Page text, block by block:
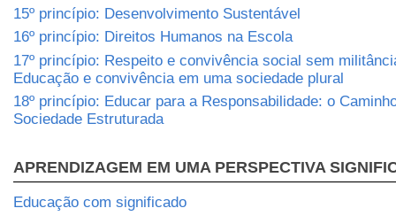
15º princípio: Desenvolvimento Sustentável
16º princípio: Direitos Humanos na Escola
17º princípio: Respeito e convivência social sem
Educação e convivência em uma sociedade plural
18º princípio: Educar para a Responsabilidade: o
Sociedade Estruturada
APRENDIZAGEM EM UMA PERSPECTIVA
Educação com significado